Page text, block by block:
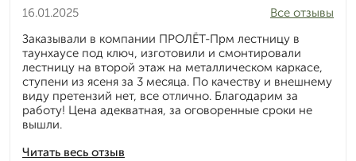
16.01.2025
Читать весь отзыв
Все отзывы
Заказывали в компании ПРОЛЁТ-Прм лестницу в
таунхаусе под ключ, изготовили и смонтировали
лестницу на второй этаж на металлическом каркасе,
ступени из ясеня за 3 месяца. По качеству и внешнему
виду претензий нет, все отлично. Благодарим за
работу! Цена адекватная, за оговоренные сроки не
вышли.